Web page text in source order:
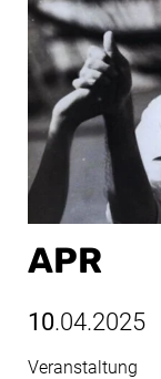
APR
10.04.2025
Veranstaltung